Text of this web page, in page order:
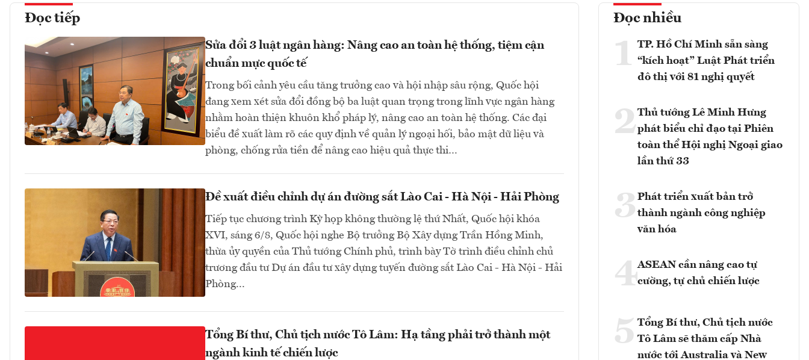
Đọc tiếp
Sửa đổi 3 luật ngân hàng: Nâng cao an toàn hệ thống, tiệm cận
chuẩn mực quốc tế
Trong bối cảnh yêu cầu tăng trưởng cao và hội nhập sâu rộng, Quốc hội
đang xem xét sửa đổi đồng bộ ba luật quan trọng trong lĩnh vực ngân hàng
nhằm hoàn thiện khuôn khổ pháp lý, nâng cao an toàn hệ thống. Các đại
biểu đề xuất làm rõ các quy định về quản lý ngoại hối, bảo mật dữ liệu và
phòng, chống rửa tiền để nâng cao hiệu quả thực thi…
Đề xuất điều chỉnh dự án đường sắt Lào Cai - Hà Nội - Hải Phòng
Tiếp tục chương trình Kỳ họp không thường lệ thứ Nhất, Quốc hội khóa
XVI, sáng 6/8, Quốc hội nghe Bộ trưởng Bộ Xây dựng Trần Hồng Minh,
thừa ủy quyền của Thủ tướng Chính phủ, trình bày Tờ trình điều chỉnh chủ
trương đầu tư Dự án đầu tư xây dựng tuyến đường sắt Lào Cai - Hà Nội - Hải
Phòng...
Tổng Bí thư, Chủ tịch nước Tô Lâm: Hạ tầng phải trở thành một
ngành kinh tế chiến lược
Đọc nhiều
1 TP. Hồ Chí Minh sẵn sàng
“kích hoạt” Luật Phát triển
đô thị với 81 nghị quyết
2Thủ tướng Lê Minh Hưng
phát biểu chỉ đạo tại Phiên
toàn thể Hội nghị Ngoại giao
lần thứ 33
3 Phát triển xuất bản trở
thành ngành công nghiệp
văn hóa
4ASEAN cần nâng cao tự
cường, tự chủ chiến lược
5 Tổng Bí thư, Chủ tịch nước
Tô Lâm sẽ thăm cấp Nhà
nước tới Australia và New